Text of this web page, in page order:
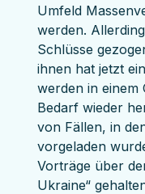
Umfeld
werden.
Schlüsse
ihnen hat jetzt
werden in einem
Bedarf wieder
von Fällen, in
vorgeladen
Vorträge über
Ukraine“